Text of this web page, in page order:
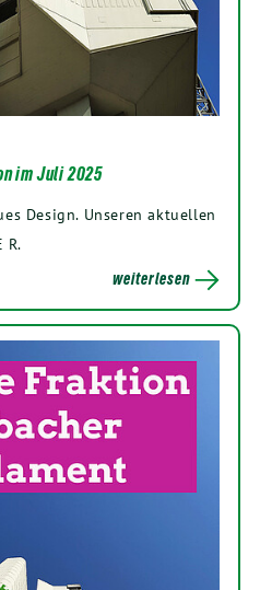
im Juli 2025
Design. Unseren aktuellen
R.
weiterlesen